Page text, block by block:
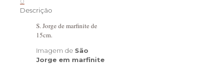
cm
Descrição
S. Jorge de marfinite de
15cm.
Imagem de São
Jorge em marfinite